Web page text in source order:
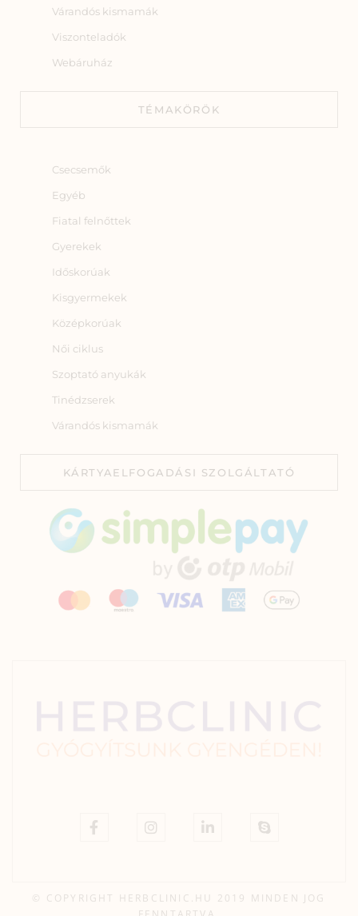
Várandós kismamák
Viszonteladók
Webáruház
TÉMAKÖRÖK
Csecsemők
Egyéb
Fiatal felnőttek
Gyerekek
Időskorúak
Kisgyermekek
Középkorúak
Női ciklus
Szoptató anyukák
Tinédzserek
Várandós kismamák
KÁRTYAELFOGADÁSI SZOLGÁLTATÓ
© COPYRIGHT HERBCLINIC.HU 2019 MINDEN JOG